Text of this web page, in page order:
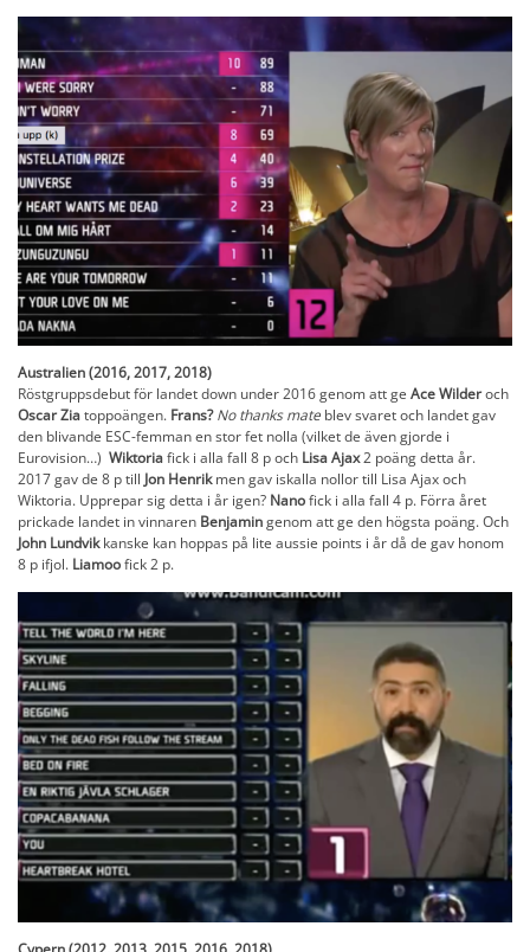
Australien (2016, 2017, 2018)
Röstgruppsdebut för landet down under 2016 genom att ge Ace Wilderoch
Oscar Ziatoppoängen. Frans? No thanks mate blev svaret och landet gav
den blivande ESC-femman en stor fet nolla (vilket de även gjorde i
Eurovision…) Wiktoriafick i alla fall 8 p och Lisa Ajax2 poäng detta år.
2017 gav de 8 p tillJon Henrikmen gav iskalla nollor till Lisa Ajax och
Wiktoria. Upprepar sig detta i år igen? Nanofick i alla fall 4 p. Förra året
prickade landet in vinnaren Benjamingenom att ge den högsta poäng. Och
John Lundvikkanske kan hoppas på lite aussie points i år då de gav honom
8 p ifjol. Liamoofick 2 p.